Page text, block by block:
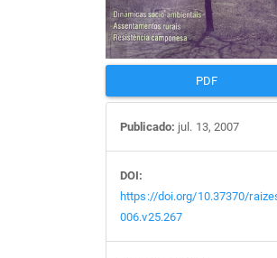
PDF
Publicado: jul. 13, 2007
DOI:
https://doi.org/10.37370/
006.v25.267